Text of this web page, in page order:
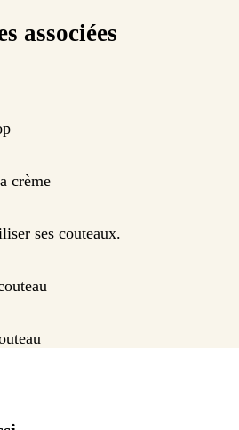
associées
crème
ses couteaux.